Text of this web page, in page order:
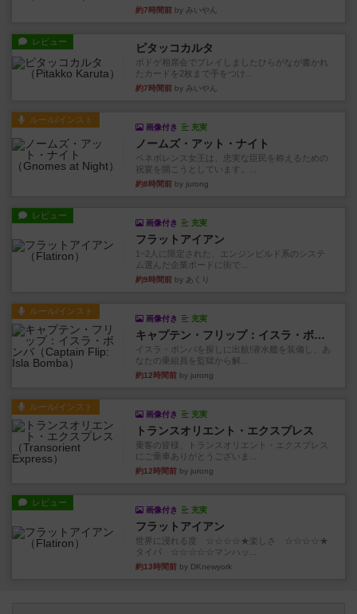
約7時間前 by みいやん
レビュー ピタッコカルタ
ボドゲ相席会でプレイしましたひらがなが書かれ
たカードを2枚まで手をつけ...
約7時間前 by みいやん
ルール/インスト
画像付き 充実
ノームズ・アット・ナイト
ベネボレンス女王は、忠実な臣民を称えるための
祝宴を開こうとしています。...
約8時間前 by jurong
レビュー
画像付き 充実
フラットアイアン
1~2人に限定された、エンジンビルド系のシステ
ム選んだ企業ボードに街で...
約9時間前 by あくり
ルール/インスト
画像付き 充実
キャプテン・フリップ：イスラ・ボンバ
イスラ・ボンバを探しに出航!潜水艦を装備し、あ
なたの乗組員を監獄から解...
約12時間前 by jurong
ルール/インスト
画像付き 充実
トランスオリエント・エクスプレス
乗客の皆様、トランスオリエント・エクスプレス
にご乗車ありがとうございま...
約12時間前 by jurong
レビュー
画像付き 充実
フラットアイアン
世界に浸れる度 ☆☆☆☆★楽しさ ☆☆☆☆★
タイパ ☆☆☆☆☆マンハッ...
約13時間前 by DKnewyork